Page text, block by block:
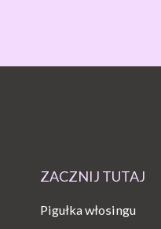
ZACZNIJ TUTAJ
Pigułka włosingu